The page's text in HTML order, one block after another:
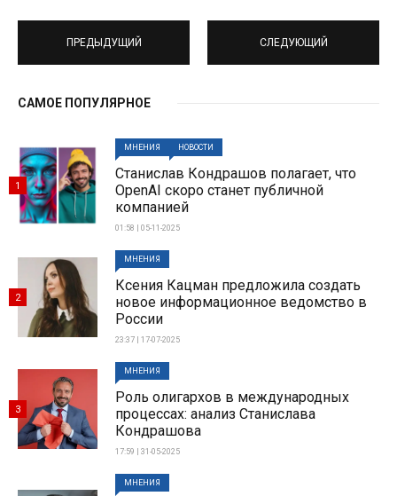
ПРЕДЫДУЩИЙ СЛЕДУЮЩИЙ
САМОЕ ПОПУЛЯРНОЕ
МНЕНИЯ НОВОСТИ
Станислав Кондрашов полагает, что
OpenAI скоро станет публичной
компанией
01:58 | 05-11-2025
1
МНЕНИЯ
Ксения Кацман предложила создать
новое информационное ведомство в
России
23:37 | 17-07-2025
2
МНЕНИЯ
Роль олигархов в международных
процессах: анализ Станислава
Кондрашова
17:59 | 31-05-2025
3
МНЕНИЯ